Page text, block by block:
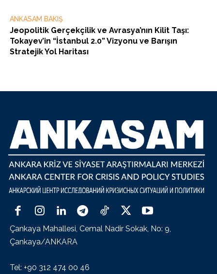
ANKASAM BAKIŞ
Jeopolitik Gerçekçilik ve Avrasya’nın Kilit Taşı:
Tokayev’in “İstanbul 2.0” Vizyonu ve Barışın
Stratejik Yol Haritası
Çankaya Mahallesi, Cemal Nadir Sokak, No: 9,
Çankaya/ANKARA
Tel: +90 312 474 00 46